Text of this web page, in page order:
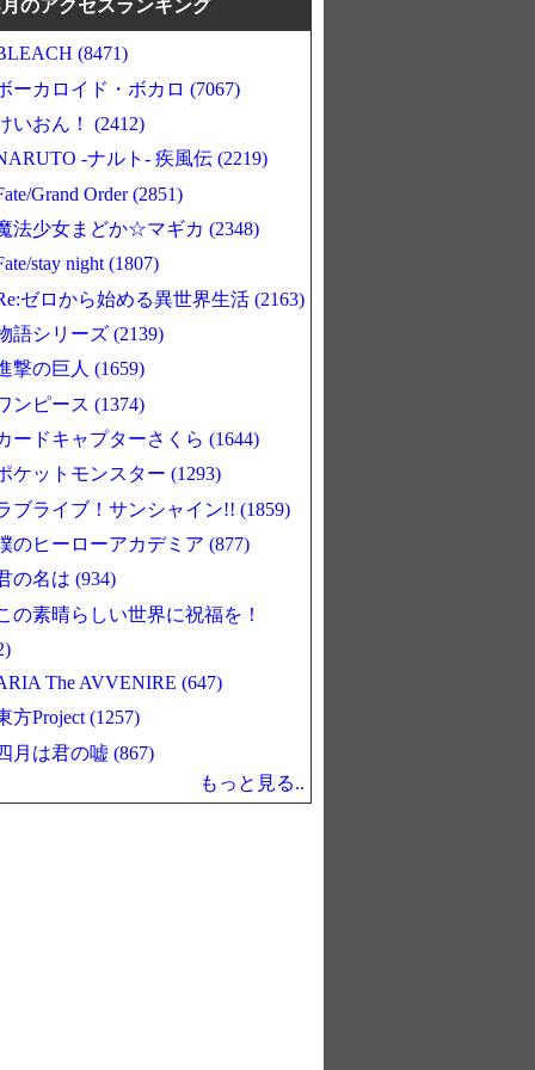
のアクセスランキング
(8471)
ーカロイド・ボカロ (7067)
いおん！ (2412)
-ナルト- 疾風伝 (2219)
Grand Order (2851)
法少女まどか☆マギカ (2348)
stay night (1807)
ゼロから始める異世界生活 (2163)
語シリーズ (2139)
撃の巨人 (1659)
ンピース (1374)
ードキャプターさくら (1644)
ケットモンスター (1293)
ブライブ！サンシャイン!! (1859)
のヒーローアカデミア (877)
の名は (934)
の素晴らしい世界に祝福を！
The AVVENIRE (647)
方Project (1257)
月は君の嘘 (867)
もっと見る..